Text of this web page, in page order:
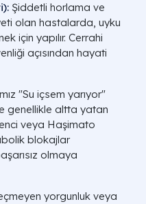
Şiddetli horlama ve
olan hastalarda, uyku
için yapılır. Cerrahi
açısından hayati
"Su içsem yarıyor"
genellikle altta yatan
veya Haşimato
blokajlar
olmaya
yorgunluk veya